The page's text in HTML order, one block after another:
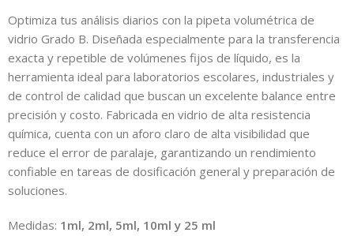
Optimiza tus análisis diarios con la pipeta volumétrica de
vidrio Grado B. Diseñada especialmente para la transferencia
exacta y repetible de volúmenes fijos de líquido, es la
herramienta ideal para laboratorios escolares, industriales y
de control de calidad que buscan un excelente balance entre
precisión y costo. Fabricada en vidrio de alta resistencia
química, cuenta con un aforo claro de alta visibilidad que
reduce el error de paralaje, garantizando un rendimiento
confiable en tareas de dosificación general y preparación de
soluciones.
Medidas: 1ml, 2ml, 5ml, 10ml y 25 ml